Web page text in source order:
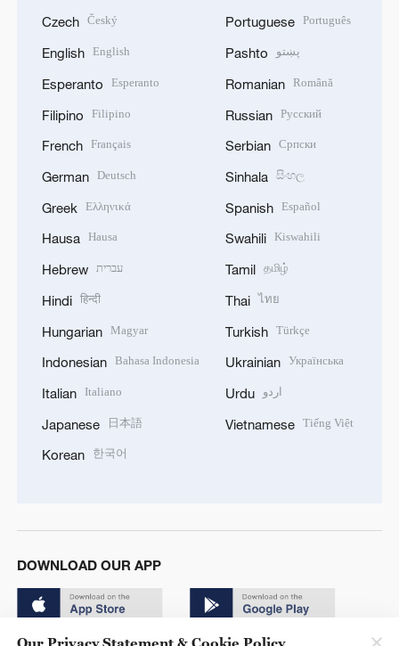
Czech Český
English English
Esperanto Esperanto
Filipino Filipino
French Français
German Deutsch
Greek Ελληνικά
Hausa Hausa
Hebrew עברית
Hindi हिन्दी
Hungarian Magyar
Indonesian Bahasa Indonesia
Italian Italiano
Japanese 日本語
Korean 한국어
Portuguese Português
Pashto پښتو
Romanian Română
Russian Русский
Serbian Српски
Sinhala සිංහල
Spanish Español
Swahili Kiswahili
Tamil தமிழ்
Thai ไทย
Turkish Türkçe
Ukrainian Українська
Urdu اردو
Vietnamese Tiếng Việt
DOWNLOAD OUR APP
Our Privacy Statement & Cookie Policy